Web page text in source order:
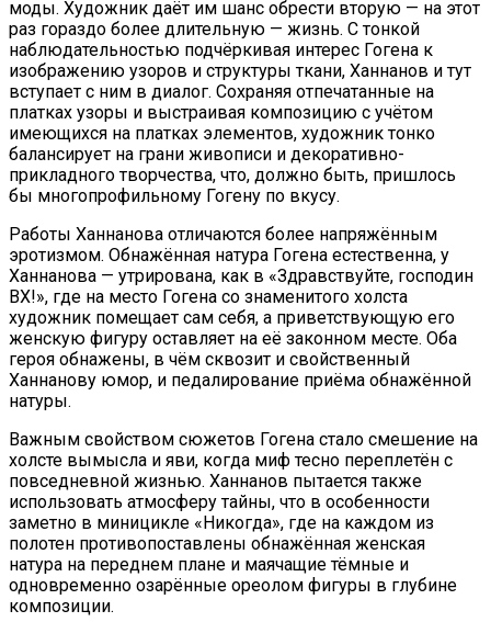
моды. Художник даёт им шанс обрести вторую — на этот
раз гораздо более длительную — жизнь. С тонкой
наблюдательностью подчёркивая интерес Гогена к
изображению узоров и структуры ткани, Ханнанов и тут
вступает с ним в диалог. Сохраняя отпечатанные на
платках узоры и выстраивая композицию с учётом
имеющихся на платках элементов, художник тонко
балансирует на грани живописи и декоративно-
прикладного творчества, что, должно быть, пришлось
бы многопрофильному Гогену по вкусу.
Работы Ханнанова отличаются более напряжённым
эротизмом. Обнажённая натура Гогена естественна, у
Ханнанова — утрирована, как в «Здравствуйте, господин
ВХ!», где на место Гогена со знаменитого холста
художник помещает сам себя, а приветствующую его
женскую фигуру оставляет на её законном месте. Оба
героя обнажены, в чём сквозит и свойственный
Ханнанову юмор, и педалирование приёма обнажённой
натуры.
Важным свойством сюжетов Гогена стало смешение на
холсте вымысла и яви, когда миф тесно переплетён с
повседневной жизнью. Ханнанов пытается также
использовать атмосферу тайны, что в особенности
заметно в миницикле «Никогда», где на каждом из
полотен противопоставлены обнажённая женская
натура на переднем плане и маячащие тёмные и
одновременно озарённые ореолом фигуры в глубине
композиции.